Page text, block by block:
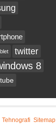
twitter
8
Tehnografi Sitemap